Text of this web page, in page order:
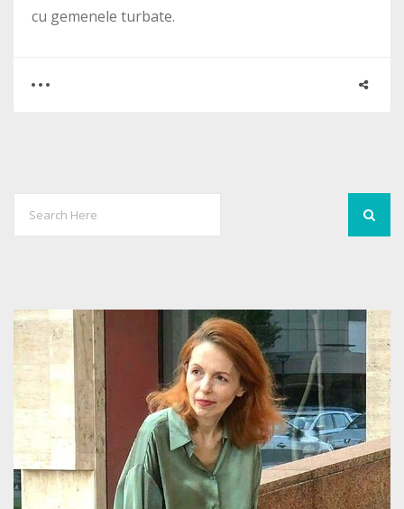
cu gemenele turbate.